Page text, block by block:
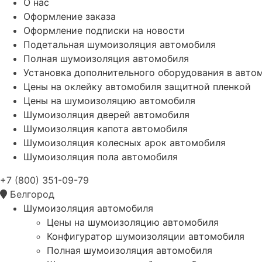
Оформление заказа
Оформление подписки на новости
Подетальная шумоизоляция автомобиля
Полная шумоизоляция автомобиля
Установка дополнительного оборудования в
Цены на оклейку автомобиля защитной пленкой
Цены на шумоизоляцию автомобиля
Шумоизоляция дверей автомобиля
Шумоизоляция капота автомобиля
Шумоизоляция колесных арок автомобиля
Шумоизоляция пола автомобиля
+7 (800) 351-09-79
Белгород
Шумоизоляция автомобиля
Цены на шумоизоляцию автомобиля
Конфигуратор шумоизоляции автомобиля
Полная шумоизоляция автомобиля